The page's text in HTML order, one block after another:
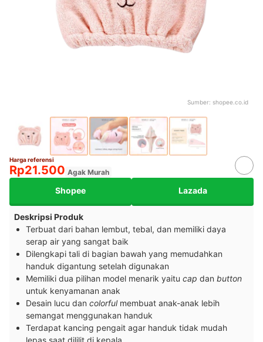
Sumber: shopee.co.id
Harga referensi
Rp21.500 Agak Murah
Shopee Lazada
Deskripsi Produk
Terbuat dari bahan lembut, tebal, dan memiliki daya
serap air yang sangat baik
Dilengkapi tali di bagian bawah yang memudahkan
handuk digantung setelah digunakan
Memiliki dua pilihan model menarik yaitu cap dan button
untuk kenyamanan anak
Desain lucu dan colorful membuat anak-anak lebih
semangat menggunakan handuk
Terdapat kancing pengait agar handuk tidak mudah
lepas saat dililit di kepala